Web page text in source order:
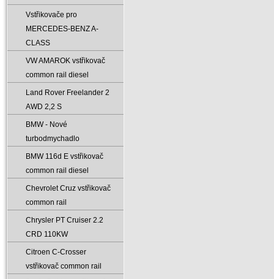
Vstřikovače pro
MERCEDES-BENZ A-
CLASS
VW AMAROK vstřikovač
common rail diesel
Land Rover Freelander 2
AWD 2‚2 S
BMW - Nové
turbodmychadlo
BMW 116d E vstřikovač
common rail diesel
Chevrolet Cruz vstřikovač
common rail
Chrysler PT Cruiser 2.2
CRD 110KW
Citroen C-Crosser
vstřikovač common rail